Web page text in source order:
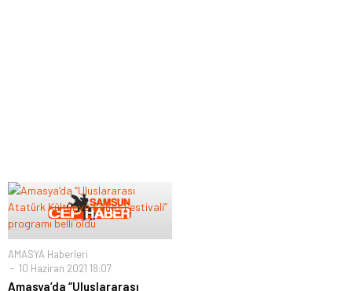
AMASYA Haberleri
10 Haziran 2021 18:07
Amasya’da “Uluslararası